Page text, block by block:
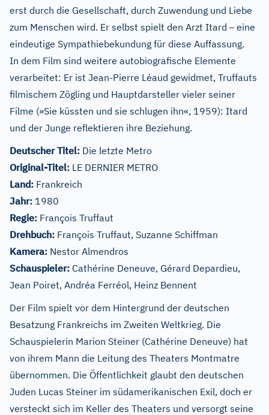
erst durch die Gesellschaft, durch Zuwendung und Liebe
zum Menschen wird. Er selbst spielt den Arzt Itard–eine
eindeutige Sympathiebekundung für diese Auffassung.
In dem Film sind weitere autobiografische Elemente
verarbeitet: Er ist Jean-Pierre Léaud gewidmet, Truffauts
filmischem Zögling und Hauptdarsteller vieler seiner
Filme (»Sie küssten und sie schlugen ihn«, 1959): Itard
und der Junge reflektieren ihre Beziehung.
Deutscher Titel: Die letzte Metro
Original-Titel: LE DERNIER METRO
Land: Frankreich
Jahr: 1980
Regie: François Truffaut
Drehbuch: François Truffaut, Suzanne Schiffman
Kamera: Nestor Almendros
Schauspieler: Cathérine Deneuve, Gérard Depardieu,
Jean Poiret, Andréa Ferréol, Heinz Bennent
Der Film spielt vor dem Hintergrund der deutschen
Besatzung Frankreichs im Zweiten Weltkrieg. Die
Schauspielerin Marion Steiner (Cathérine Deneuve) hat
von ihrem Mann die Leitung des Theaters Montmatre
übernommen. Die Öffentlichkeit glaubt den deutschen
Juden Lucas Steiner im südamerikanischen Exil, doch er
versteckt sich im Keller des Theaters und versorgt seine